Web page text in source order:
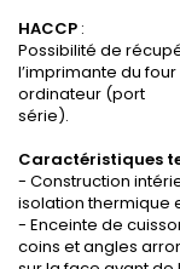
HACCP :
Possibilité de
l’imprimante du
ordinateur (port
série).
Caractéristiques
- Construction
isolation thermique
- Enceinte de
coins et angles